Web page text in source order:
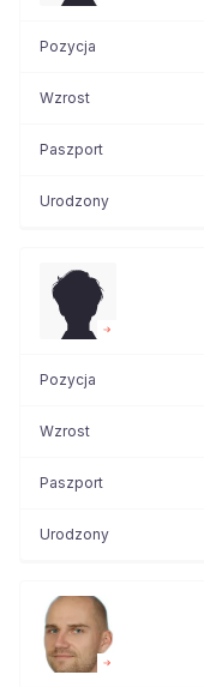
Pozycja
Wzrost
Paszport
Urodzony
Pozycja
Wzrost
Paszport
Urodzony